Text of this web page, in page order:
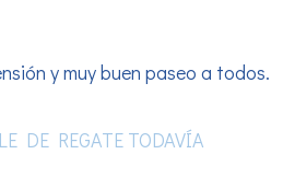
y muy buen paseo a todos.
DE REGATE TODAVÍA